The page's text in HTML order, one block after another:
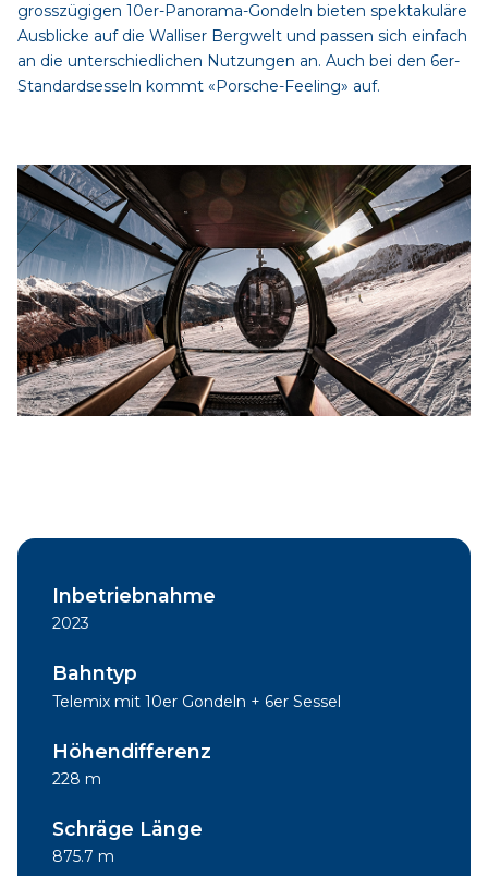
grosszügigen 10er-Panorama-Gondeln bieten spektakuläre
Ausblicke auf die Walliser Bergwelt und passen sich einfach
an die unterschiedlichen Nutzungen an. Auch bei den 6er-
Standardsesseln kommt «Porsche-Feeling» auf.
Inbetriebnahme
2023
Bahntyp
Telemix mit 10er Gondeln + 6er Sessel
Höhendifferenz
228 m
Schräge Länge
875.7 m